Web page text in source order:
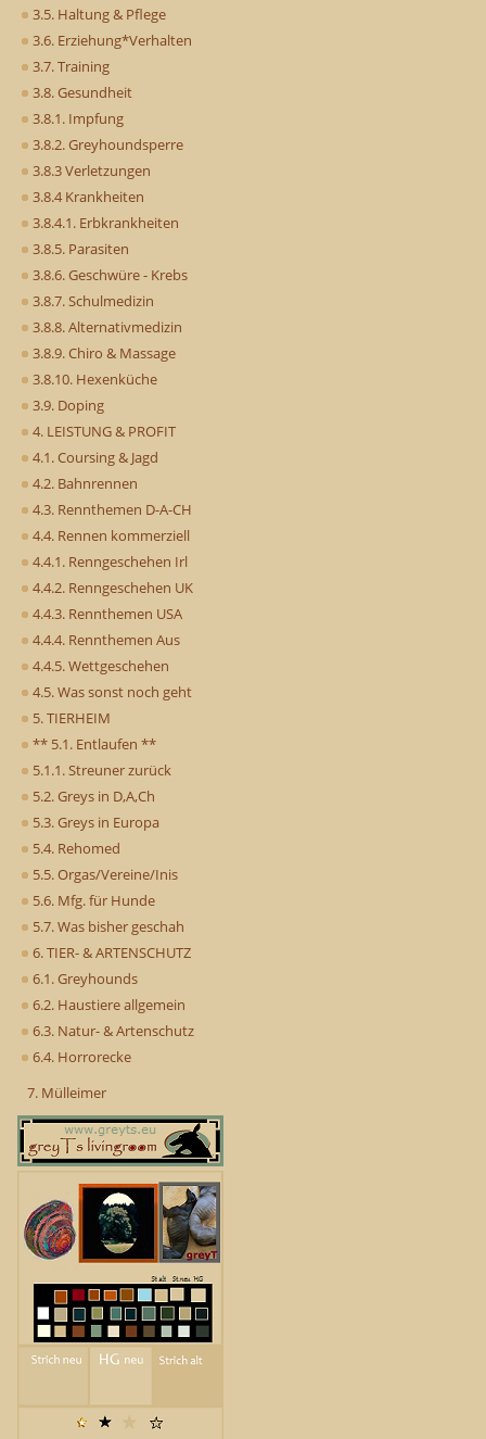
3.5. Haltung & Pflege
3.6. Erziehung*Verhalten
3.7. Training
3.8. Gesundheit
3.8.1. Impfung
3.8.2. Greyhoundsperre
3.8.3 Verletzungen
3.8.4 Krankheiten
3.8.4.1. Erbkrankheiten
3.8.5. Parasiten
3.8.6. Geschwüre - Krebs
3.8.7. Schulmedizin
3.8.8. Alternativmedizin
3.8.9. Chiro & Massage
3.8.10. Hexenküche
3.9. Doping
4. LEISTUNG & PROFIT
4.1. Coursing & Jagd
4.2. Bahnrennen
4.3. Rennthemen D-A-CH
4.4. Rennen kommerziell
4.4.1. Renngeschehen Irl
4.4.2. Renngeschehen UK
4.4.3. Rennthemen USA
4.4.4. Rennthemen Aus
4.4.5. Wettgeschehen
4.5. Was sonst noch geht
5. TIERHEIM
** 5.1. Entlaufen **
5.1.1. Streuner zurück
5.2. Greys in D,A,Ch
5.3. Greys in Europa
5.4. Rehomed
5.5. Orgas/Vereine/Inis
5.6. Mfg. für Hunde
5.7. Was bisher geschah
6. TIER- & ARTENSCHUTZ
6.1. Greyhounds
6.2. Haustiere allgemein
6.3. Natur- & Artenschutz
6.4. Horrorecke
7. Mülleimer